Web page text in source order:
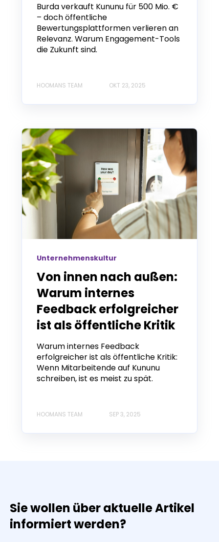
Burda verkauft Kununu für 500 Mio. €
– doch öffentliche
Bewertungsplattformen verlieren an
Relevanz. Warum Engagement-Tools
die Zukunft sind.
HOOMANS TEAM OKT 23, 2025
Unternehmenskultur
Von innen nach außen:
Warum internes
Feedback erfolgreicher
ist als öffentliche Kritik
Warum internes Feedback
erfolgreicher ist als öffentliche Kritik:
Wenn Mitarbeitende auf Kununu
schreiben, ist es meist zu spät.
HOOMANS TEAM SEP 3, 2025
Sie wollen über aktuelle Artikel
informiert werden?